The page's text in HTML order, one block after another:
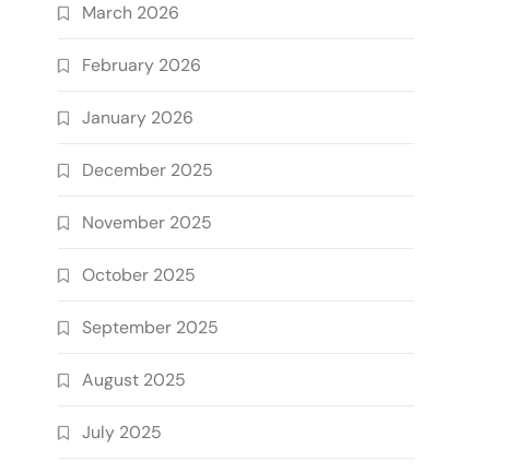
March 2026
February 2026
January 2026
December 2025
November 2025
October 2025
September 2025
August 2025
July 2025